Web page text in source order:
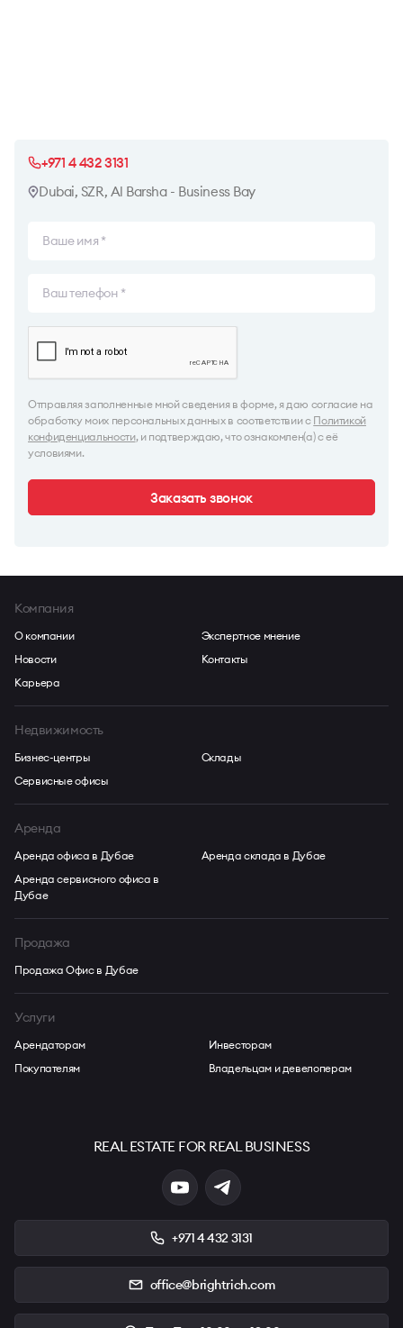
+971 4 432 3131
Dubai, SZR, Al Barsha - Business Bay
Отправляя заполненные мной сведения в форме, я даю согласие на
обработку моих персональных данных в соответствии с Политикой
конфиденциальности, и подтверждаю, что ознакомлен(а) с её
условиями.
Заказать звонок
Компания
О компании
Новости
Карьера
Экспертное мнение
Контакты
Недвижимость
Бизнес-центры
Сервисные офисы
Склады
Аренда
Аренда офиса в Дубае
Аренда сервисного офиса в
Дубае
Аренда склада в Дубае
Продажа
Продажа Офис в Дубае
Услуги
Арендаторам
Покупателям
Инвесторам
Владельцам и девелоперам
REAL ESTATE FOR REAL BUSINESS
+971 4 432 3131
office@brightrich.com